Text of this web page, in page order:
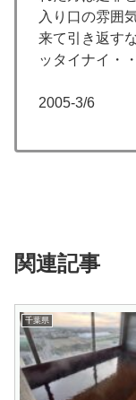
入り口の雰囲
来て引き返す
ッタイナイ・
2005-3/6
関連記事
千葉県